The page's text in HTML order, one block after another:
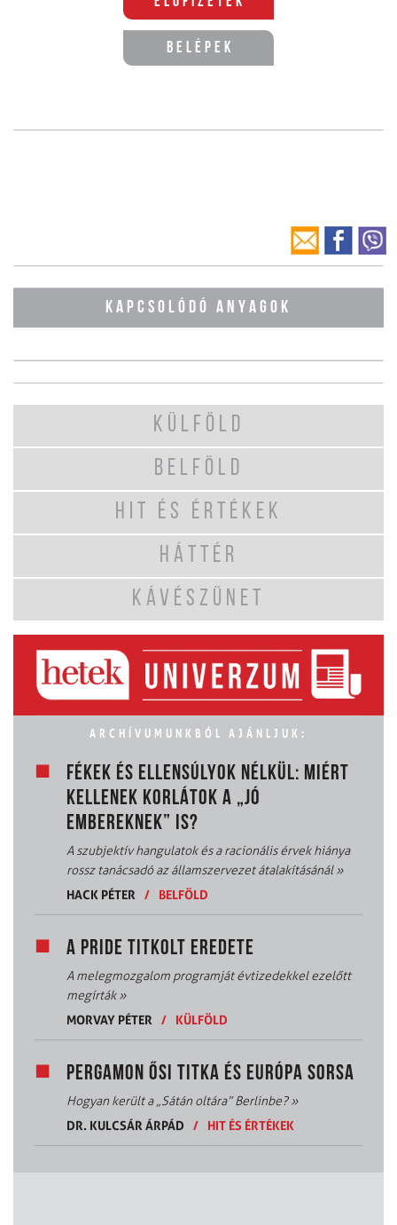
Belépek
KAPCSOLÓDÓ ANYAGOK
KÜLFÖLD
BELFÖLD
HIT ÉS ÉRTÉKEK
HÁTTÉR
KÁVÉSZÜNET
ARCHÍVUMUNKBÓL AJÁNLJUK:
FÉKEK ÉS ELLENSÚLYOK NÉLKÜL: MIÉRT
KELLENEK KORLÁTOK A „JÓ
EMBEREKNEK” IS?
A szubjektív hangulatok és a racionális érvek hiánya
rossz tanácsadó az államszervezet átalakításánál»
HACK PÉTER
/ BELFÖLD
A PRIDE TITKOLT EREDETE
A melegmozgalom programját évtizedekkel ezelőtt
megírták»
MORVAY PÉTER
/ KÜLFÖLD
PERGAMON ŐSI TITKA ÉS EURÓPA SORSA
Hogyan került a „Sátán oltára” Berlinbe?»
DR. KULCSÁR ÁRPÁD
/ HIT ÉS ÉRTÉKEK